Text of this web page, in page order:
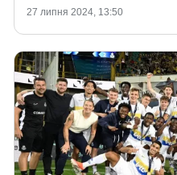
27 липня 2024, 13:50